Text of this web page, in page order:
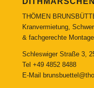
THÖMEN
Kranvermietung,
& fachgerechte
Schleswiger Straße 3,
Tel +49 4852 8488
E-Mail